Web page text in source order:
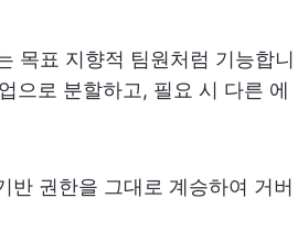
목표 지향적 팀원처럼 기능합니
으로 분할하고, 필요 시 다른 에
반 권한을 그대로 계승하여 거버